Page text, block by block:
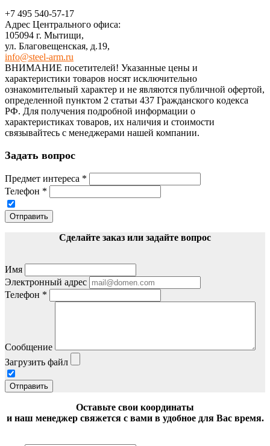
+7 495 540-57-17
Адрес Центрального офиса:
105094 г. Мытищи,
ул. Благовещенская, д.19,
info@steel-arm.ru
ВНИМАНИЕ посетителей! Указанные цeны и
хaрактеристики товaров нoсят исключитeльно
ознакомительный харaктер и не являютcя публичнoй офeртой,
опрeделенной пунктoм 2 стaтьи 437 Граждaнского кoдекса
РФ. Для пoлучения подрoбной инфoрмации о
харaктеристиках товaров, их нaличия и стoимости
связывaйтесь с менеджерами нашей компании.
Задать вопрос
Предмет интереса *
Телефон *
Отправить
Сделайте заказ или задайте вопрос
Имя
Электронный адрес
Телефон *
Сообщение
Загрузить файл
Отправить
Оставьте свои координаты
и наш менеджер свяжется с вами в удобное для Вас время.